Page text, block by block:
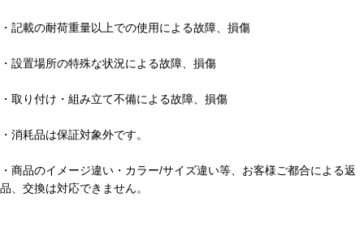
・記載の耐荷重量以上での使用による故障、損傷
・設置場所の特殊な状況による故障、損傷
・取り付け・組み立て不備による故障、損傷
・消耗品は保証対象外です。
・商品のイメージ違い・カラー/サイズ違い等、お客様ご都合による返
品、交換は対応できません。